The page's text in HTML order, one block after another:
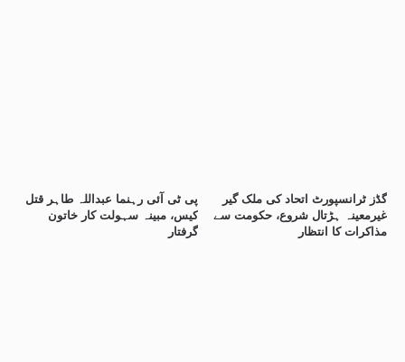
پی ٹی آئی رہنما عبداللہ طاہر قتل
کیس، مبینہ سہولت کار خاتون
گرفتار
گڈز ٹرانسپورٹ اتحاد کی ملک گیر
غیرمعینہ ہڑتال شروع، حکومت سے
مذاکرات کا انتظار